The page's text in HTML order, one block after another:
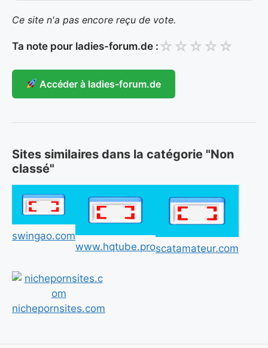
Ce site n'a pas encore reçu de vote.
Ta note pour ladies-forum.de : ☆ ☆ ☆ ☆ ☆
Accéder à ladies-forum.de
Sites similaires dans la catégorie "Non
classé"
swingao.com
www.hqtube.proscatamateur.com
nichepornsites.com